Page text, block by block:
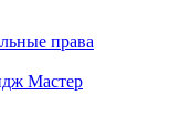
права
Мастер